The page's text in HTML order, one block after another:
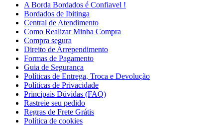
A Borda Bordados é Confiavel !
Bordados de Ibitinga
Central de Atendimento
Como Realizar Minha Compra
Compra segura
Direito de Arrependimento
Formas de Pagamento
Guia de Segurança
Políticas de Entrega, Troca e Devolução
Políticas de Privacidade
Principais Dúvidas (FAQ)
Rastreie seu pedido
Regras de Frete Grátis
Política de cookies